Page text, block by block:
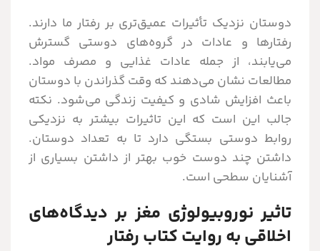
دوستان نزدیک تأثیرات عمیق‌تری بر رفتار ما دارند.
رفتارها و عادات در گروه‌های دوستی گسترش
می‌یابند، از جمله عادات غذایی و مصرف مواد.
مطالعات نشان می‌دهند که وقت گذراندن با دوستان
باعث افزایش شادی و کیفیت زندگی می‌شود. نکته
جالب این است که این تاثیرات بیشتر به نزدیکی
روابط دوستی بستگی دارد تا به تعداد دوستان.
داشتن چند دوست خوب بهتر از داشتن بسیاری از
آشنایان سطحی است.
تاثیر نوروبیولوژی مغز بر دیدگاه‌های
اخلاقی به روایت کتاب رفتار